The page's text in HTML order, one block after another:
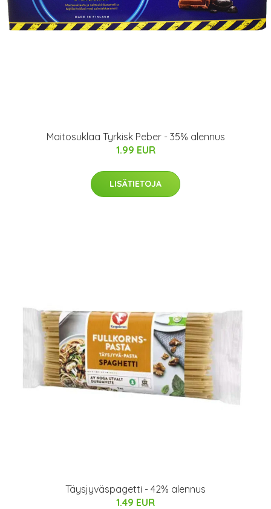
Maitosuklaa Tyrkisk Peber - 35% alennus
1.99 EUR
LISÄTIETOJA
Täysjyväspagetti - 42% alennus
1.49 EUR